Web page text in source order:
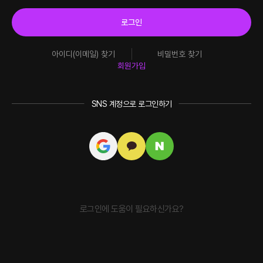
로그인
아이디(이메일) 찾기
비밀번호 찾기
회원가입
SNS 계정으로 로그인하기
로그인에 도움이 필요하신가요?